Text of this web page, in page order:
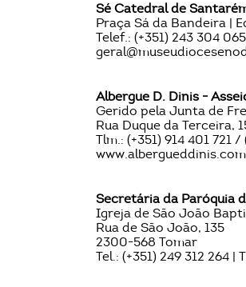
Sé Catedral de
Praça Sá da Bandeira |
Telef.: (+351) 243 304 065
Albergue D. Dinis -
Gerido pela Junta de
Rua Duque da Terceira,
Tlm.: (+351) 914 401 721
www.albergueddinis.com
Secretária da Paróquia
Igreja de São João
Rua de São João, 135
2300-568 Tomar
Tel.: (+351) 249 312 264 |